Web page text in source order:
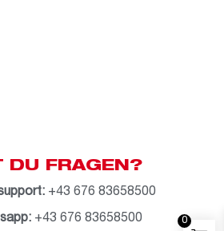
DU FRAGEN?
+43 676 83658500
+43 676 83658500 0